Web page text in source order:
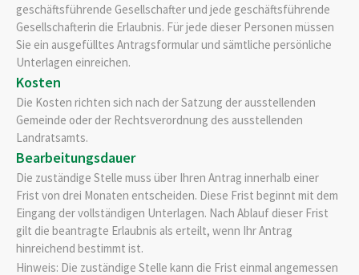
geschäftsführende Gesellschafter und jede geschäftsführende
Gesellschafterin die Erlaubnis. Für jede dieser Personen müssen
Sie ein ausgefülltes Antragsformular und sämtliche persönliche
Unterlagen einreichen.
Kosten
Die Kosten richten sich nach der Satzung der ausstellenden
Gemeinde oder der Rechtsverordnung des ausstellenden
Landratsamts.
Bearbeitungsdauer
Die zuständige Stelle muss über Ihren Antrag innerhalb einer
Frist von drei Monaten entscheiden. Diese Frist beginnt mit dem
Eingang der vollständigen Unterlagen. Nach Ablauf dieser Frist
gilt die beantragte Erlaubnis als erteilt, wenn Ihr Antrag
hinreichend bestimmt ist.
Hinweis: Die zuständige Stelle kann die Frist einmal angemessen